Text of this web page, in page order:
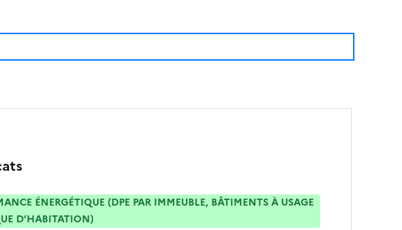
ÉNERGÉTIQUE (DPE PAR IMMEUBLE, BÂTIMENTS À USAGE
D’HABITATION)